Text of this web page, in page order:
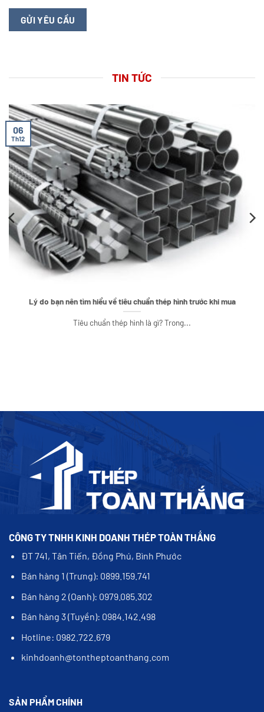
TIN TỨC
Lý do bạn nên tìm hiểu về tiêu chuẩn thép hình trước khi mua
Tiêu chuẩn thép hình là gì? Trong...
06
Th12
CÔNG TY TNHH KINH DOANH THÉP TOÀN THẮNG
ĐT 741, Tân Tiến, Đồng Phú, Bình Phước
Bán hàng 1 (Trưng): 0899.159.741
Bán hàng 2 (Oanh): 0979.085.302
Bán hàng 3 (Tuyền): 0984.142.498
Hotline: 0982.722.679
kinhdoanh@tontheptoanthang.com
SẢN PHẨM CHÍNH